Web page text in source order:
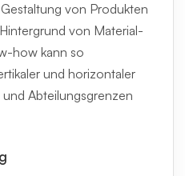
von Produkten
von Material-
how kann so
und horizontaler
Abteilungsgrenzen